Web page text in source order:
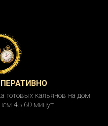
готовых кальянов на дом
45-60 минут